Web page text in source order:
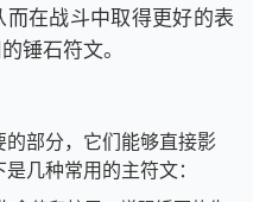
在战斗中取得更好的表
锤石符文。
部分，它们能够直接影
几种常用的主符文：